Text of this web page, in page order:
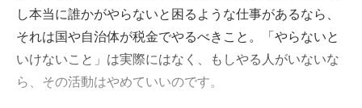
し本当に誰かがやらないと困るような仕事があるなら、
それは国や自治体が税金でやるべきこと。「やらないと
いけないこと」は実際にはなく、もしやる人がいないな
ら、その活動はやめていいのです。